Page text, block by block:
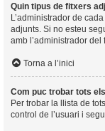
Quin tipus de fitxers
L’administrador de
adjunts. Si no esteu
amb l’administrador del
Torna a l’inici
Com puc trobar tots
Per trobar la llista de
control de l’usuari i